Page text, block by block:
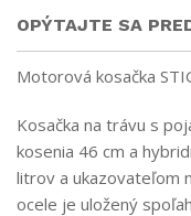
OPÝTAJTE SA
Motorová kosačka
Kosačka na trávu s
kosenia 46 cm a
litrov a ukazovateľom
ocele je uložený